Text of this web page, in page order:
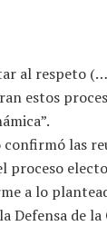
al respeto
estos
confirmó las
proceso
a lo
Defensa de la